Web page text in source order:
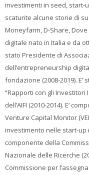
investimenti in seed, start-
scaturite alcune storie di
Moneyfarm, D-Share,
digitale nato in Italia e da
stato Presidente di
dell’entrepreneurship
fondazione (2008-2019).
“Rapporti con gli Investitori
dell’AIFI (2010-2014). E’
Venture Capital Monitor
investimento nelle start-up
componente della
Nazionale delle Ricerche
Commissione per